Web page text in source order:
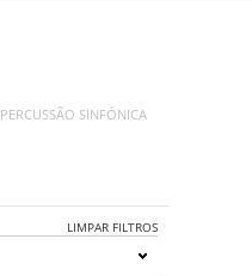
PERCUSSÃO SINFÓNICA
LIMPAR FILTROS